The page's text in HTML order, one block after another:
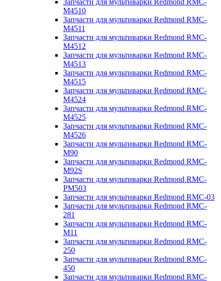
Запчасти для мультиварки Redmond RMC-
M4510
Запчасти для мультиварки Redmond RMC-
M4511
Запчасти для мультиварки Redmond RMC-
M4512
Запчасти для мультиварки Redmond RMC-
M4513
Запчасти для мультиварки Redmond RMC-
M4515
Запчасти для мультиварки Redmond RMC-
M4524
Запчасти для мультиварки Redmond RMC-
M4525
Запчасти для мультиварки Redmond RMC-
M4526
Запчасти для мультиварки Redmond RMC-
M90
Запчасти для мультиварки Redmond RMC-
M92S
Запчасти для мультиварки Redmond RMC-
PM503
Запчасти для мультиварки Redmond RMC-03
Запчасти для мультиварки Redmond RMC-
281
Запчасти для мультиварки Redmond RMC-
M11
Запчасти для мультиварки Redmond RMC-
250
Запчасти для мультиварки Redmond RMC-
450
Запчасти для мультиварки Redmond RMC-